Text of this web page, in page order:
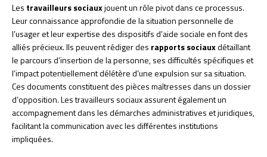
Les travailleurs sociauxjouent un rôle pivot dans ce processus.
Leur connaissance approfondie de la situation personnelle de
l’usager et leur expertise des dispositifs d’aide sociale en font des
alliés précieux. Ils peuvent rédiger des rapports sociauxdétaillant
le parcours d’insertion de la personne, ses difficultés spécifiques et
l’impact potentiellement délétère d’une expulsion sur sa situation.
Ces documents constituent des pièces maîtresses dans un dossier
d’opposition. Les travailleurs sociaux assurent également un
accompagnement dans les démarches administratives et juridiques,
facilitant la communication avec les différentes institutions
impliquées.